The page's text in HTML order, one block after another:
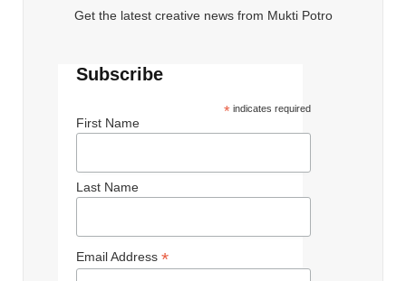
Get the latest creative news from Mukti Potro
Subscribe
* indicates required
First Name
Last Name
Email Address *